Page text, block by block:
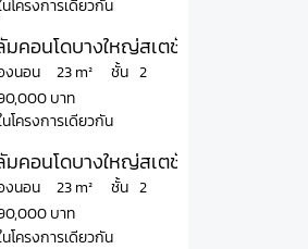
โครงการเดียวกัน
คอนโดบางใหญ่สเตชั่น เฟส 2 Plum
งนอน
บาท
ชั้น
23 m² 2
โครงการเดียวกัน
คอนโดบางใหญ่สเตชั่น เฟส 2 Plum
งนอน
บาท
ชั้น
23 m² 2
โครงการเดียวกัน